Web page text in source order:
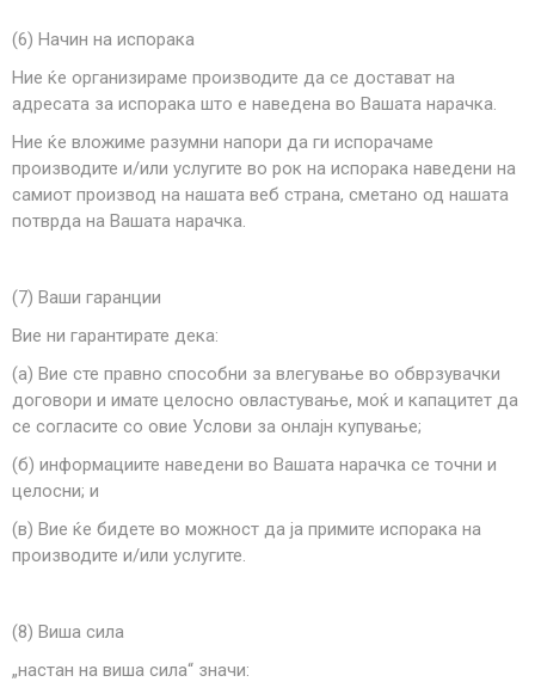
(6) Начин на испорака
Ние ќе организираме производите да се достават на
адресата за испорака што е наведена во Вашата нарачка.
Ние ќе вложиме разумни напори да ги испорачаме
производите и/или услугите во рок на испорака наведени на
самиот производ на нашата веб страна, сметано од нашата
потврда на Вашата нарачка.
(7) Ваши гаранции
Вие ни гарантирате дека:
(а) Вие сте правно способни за влегување во обврзувачки
договори и имате целосно овластување, моќ и капацитет да
се согласите со овие Услови за онлајн купување;
(б) информациите наведени во Вашата нарачка се точни и
целосни; и
(в) Вие ќе бидете во можност да ја примите испорака на
производите и/или услугите.
(8) Виша сила
„настан на виша сила“ значи: